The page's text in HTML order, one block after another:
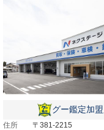
グー鑑定加
住所
〒381-2215